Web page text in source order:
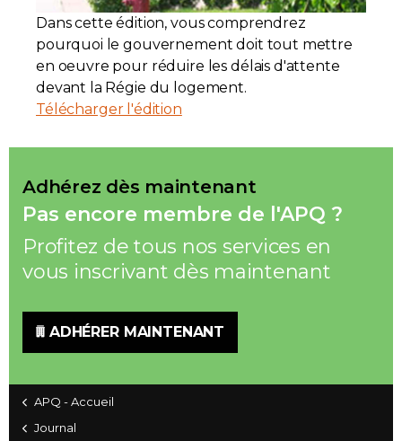
Zone Membres
Français
Contact
Adhésion
Dans cette édition, vous comprendrez
pourquoi le gouvernement doit tout mettre
en oeuvre pour réduire les délais d'attente
devant la Régie du logement.
Télécharger l'édition
Adhérez dès maintenant
Pas encore membre de l'APQ ?
Profitez de tous nos services en
vous inscrivant dès maintenant
ADHÉRER MAINTENANT
APQ - Accueil
Journal